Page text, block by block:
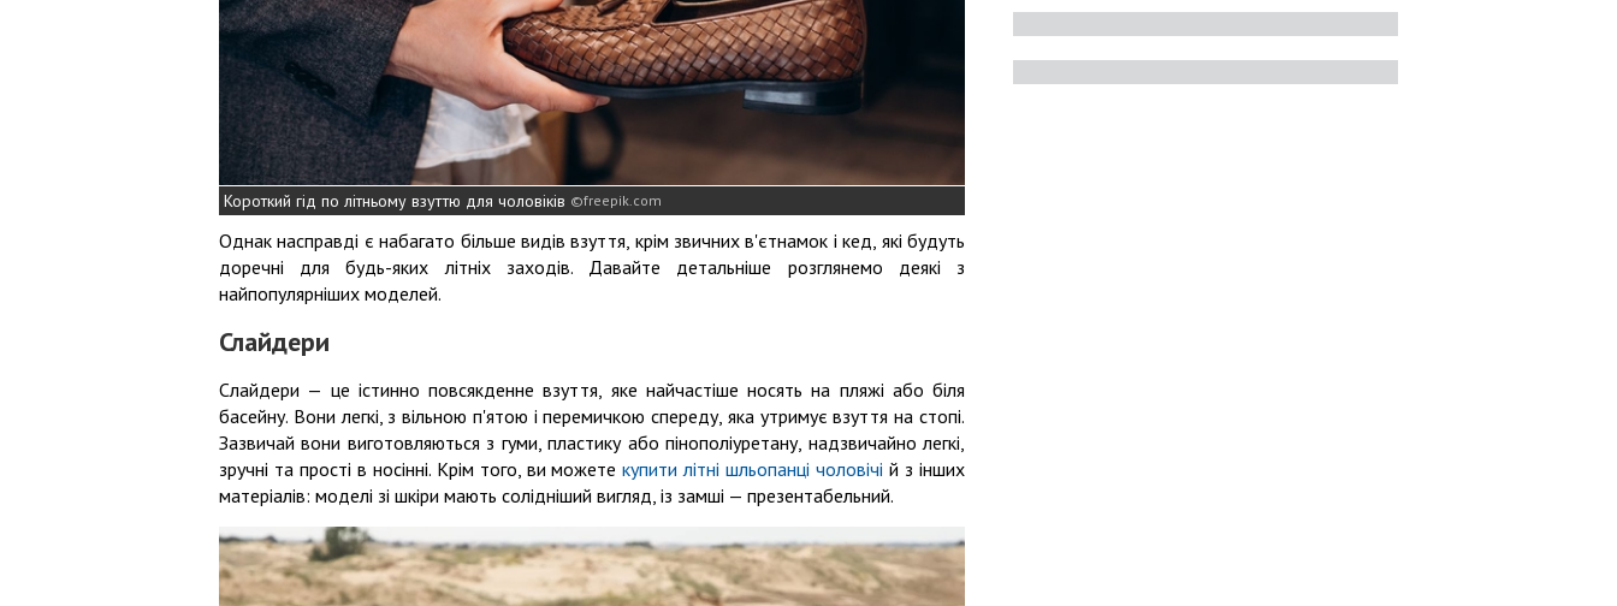
Короткий гід по літньому взуттю для чоловіків freepik.com
Однак насправді є набагато більше видів взуття, крім звичних в'єтнамок і кед, які будуть
доречні для будь-яких літніх заходів. Давайте детальніше розглянемо деякі з
найпопулярніших моделей.
Слайдери
Слайдери — це істинно повсякденне взуття, яке найчастіше носять на пляжі або біля
басейну. Вони легкі, з вільною п'ятою і перемичкою спереду, яка утримує взуття на стопі.
Зазвичай вони виготовляються з гуми, пластику або пінополіуретану, надзвичайно легкі,
зручні та прості в носінні. Крім того, ви можетекупити літні шльопанці чоловічі й з інших
матеріалів: моделі зі шкіри мають солідніший вигляд, із замші — презентабельний.